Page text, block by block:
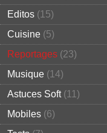
Editos (15)
Cuisine (5)
Reportages (23)
Musique (14)
Astuces Soft(11)
Mobiles (6)